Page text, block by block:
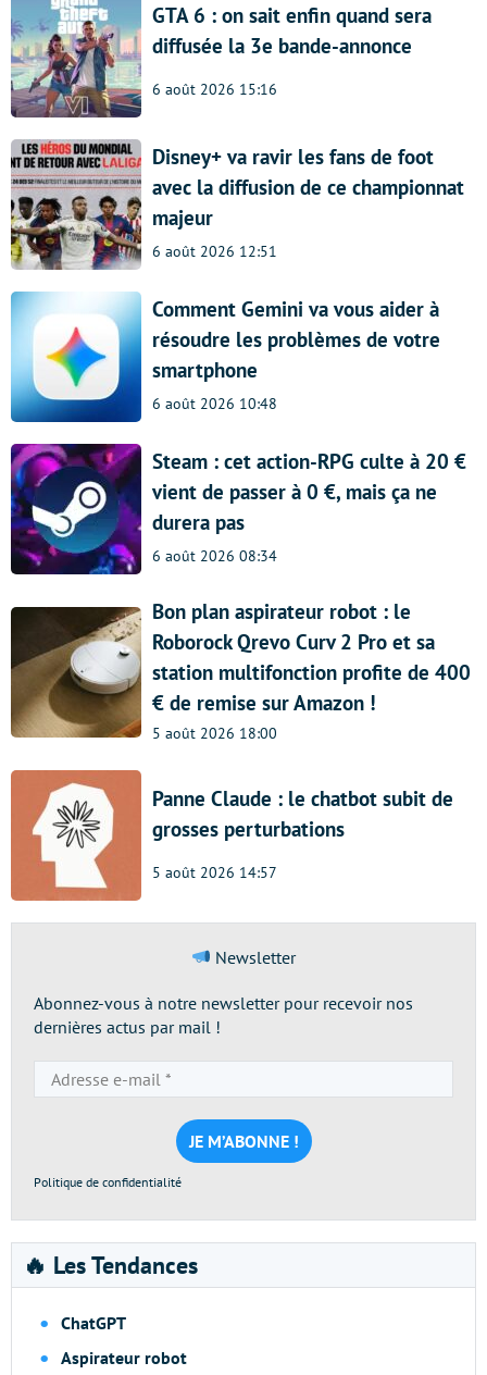
GTA 6 : on sait enfin quand sera
diffusée la 3e bande-annonce
6 août 2026 15:16
Disney+ va ravir les fans de foot
avec la diffusion de ce championnat
majeur
6 août 2026 12:51
Comment Gemini va vous aider à
résoudre les problèmes de votre
smartphone
6 août 2026 10:48
Steam : cet action-RPG culte à 20 €
vient de passer à 0 €, mais ça ne
durera pas
6 août 2026 08:34
Bon plan aspirateur robot : le
Roborock Qrevo Curv 2 Pro et sa
station multifonction profite de 400
€ de remise sur Amazon !
5 août 2026 18:00
Panne Claude : le chatbot subit de
grosses perturbations
5 août 2026 14:57
Newsletter
Abonnez-vous à notre newsletter pour recevoir nos
dernières actus par mail !
e-
mail
*
Politique de confidentialité
🔥 Les Tendances
ChatGPT
Aspirateur robot